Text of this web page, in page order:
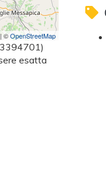
| ©OpenStreetMap
esatta